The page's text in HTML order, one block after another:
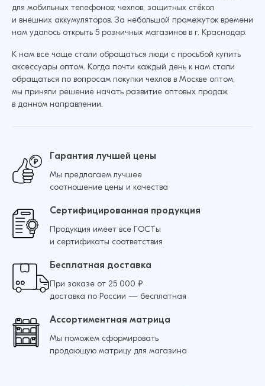
для мобильных телефонов: чехлов, защитных стёкол
и внешних аккумуляторов. За небольшой промежуток времени
нам удалось открыть 5 розничных магазинов в г. Краснодар.
К нам все чаще стали обращаться люди с просьбой купить
аксессуары оптом. Когда почти каждый день к нам стали
обращаться по вопросам покупки чехлов в Москве оптом,
мы приняли решение начать развитие оптовых продаж
в данном направлении.
Гарантия лучшей цены
Мы предлагаем лучшее
соотношение цены и качества
Сертифицированная продукция
Продукция имеет все ГОСТы
и сертификаты соответствия
Бесплатная доставка
При заказе от 25 000 ₽
доставка по России — бесплатная
Ассортиментная матрица
Мы поможем сформировать
продающую матрицу для магазина